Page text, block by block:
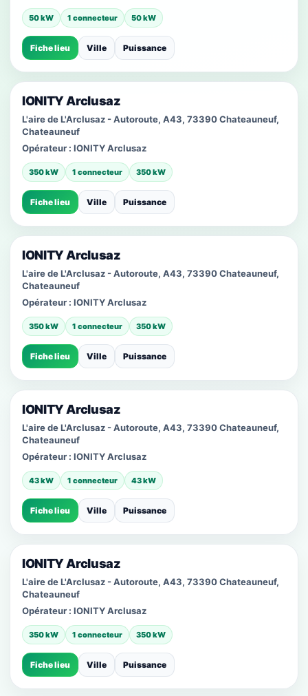
50 kW 1 connecteur 50 kW
Fiche lieu Ville Puissance
IONITY Arclusaz
L'aire de L'Arclusaz - Autoroute, A43, 73390 Chateauneuf,
Chateauneuf
Opérateur : IONITY Arclusaz
350 kW 1 connecteur 350 kW
Fiche lieu Ville Puissance
IONITY Arclusaz
L'aire de L'Arclusaz - Autoroute, A43, 73390 Chateauneuf,
Chateauneuf
Opérateur : IONITY Arclusaz
350 kW 1 connecteur 350 kW
Fiche lieu Ville Puissance
IONITY Arclusaz
L'aire de L'Arclusaz - Autoroute, A43, 73390 Chateauneuf,
Chateauneuf
Opérateur : IONITY Arclusaz
43 kW 1 connecteur 43 kW
Fiche lieu Ville Puissance
IONITY Arclusaz
L'aire de L'Arclusaz - Autoroute, A43, 73390 Chateauneuf,
Chateauneuf
Opérateur : IONITY Arclusaz
350 kW 1 connecteur 350 kW
Fiche lieu Ville Puissance